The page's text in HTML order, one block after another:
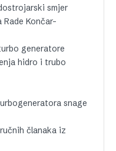
smjer
Končar-
generatore
hidro i trubo
snage
članaka iz